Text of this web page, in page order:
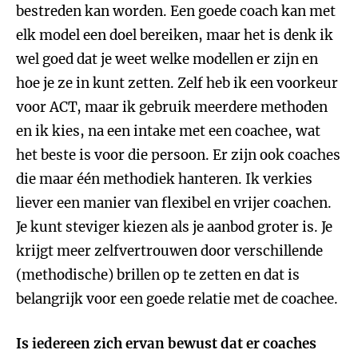
bestreden kan worden. Een goede coach kan met
elk model een doel bereiken, maar het is denk ik
wel goed dat je weet welke modellen er zijn en
hoe je ze in kunt zetten. Zelf heb ik een voorkeur
voor ACT, maar ik gebruik meerdere methoden
en ik kies, na een intake met een coachee, wat
het beste is voor die persoon. Er zijn ook coaches
die maar één methodiek hanteren. Ik verkies
liever een manier van flexibel en vrijer coachen.
Je kunt steviger kiezen als je aanbod groter is. Je
krijgt meer zelfvertrouwen door verschillende
(methodische) brillen op te zetten en dat is
belangrijk voor een goede relatie met de coachee.
Is iedereen zich ervan bewust dat er coaches